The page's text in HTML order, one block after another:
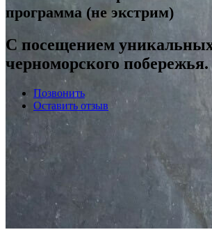
программа (не экстрим)
С посещением
черноморского побережья.
Позвонить
Оставить отзыв